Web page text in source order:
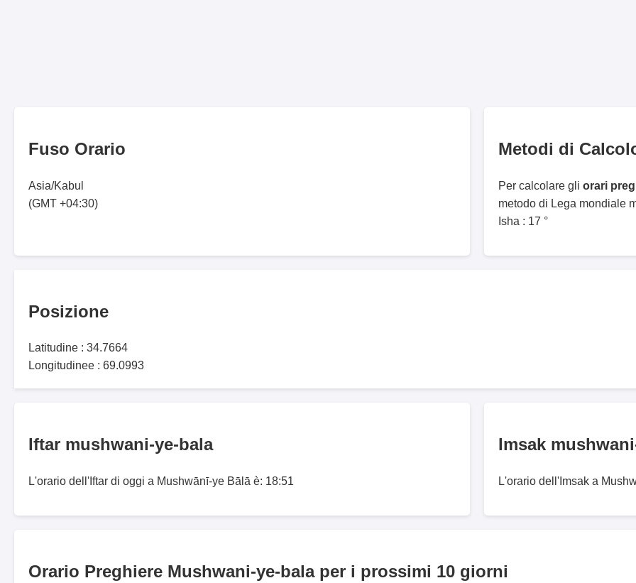
Fuso Orario
Asia/Kabul
(GMT +04:30)
Metodi di
Per calcolare gli orari
metodo di Lega mondiale
Isha : 17 °
Posizione
Latitudine : 34.7664
Longitudinee : 69.0993
Iftar mushwani-ye-bala
L'orario dell'Iftar di oggi a Mushwānī-ye Bālā è: 18:51
Imsak
L'orario dell'Imsak a
Orario Preghiere Mushwani-ye-bala per i prossimi 10 giorni